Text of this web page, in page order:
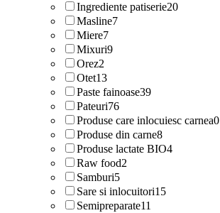
Ingrediente patiserie20
Masline7
Miere7
Mixuri9
Orez2
Otet13
Paste fainoase39
Pateuri76
Produse care inlocuiesc carnea0
Produse din carne8
Produse lactate BIO4
Raw food2
Samburi5
Sare si inlocuitori15
Semipreparate11